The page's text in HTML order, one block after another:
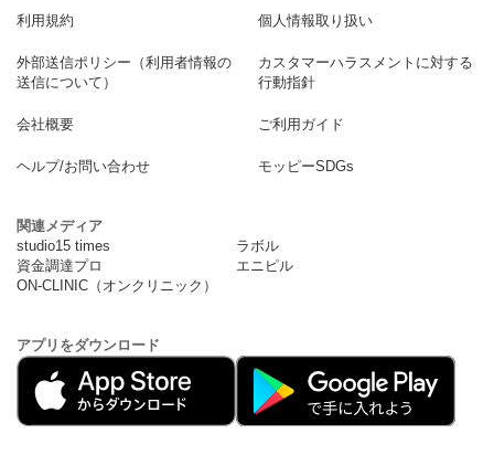
利用規約 個人情報取り扱い
外部送信ポリシー（利用者情報の
送信について）
カスタマーハラスメントに対する
行動指針
会社概要 ご利用ガイド
ヘルプ/お問い合わせ モッピーSDGs
関連メディア
studio15 times
ラボル
資金調達プロ
エニピル
ON-CLINIC（オンクリニック）
アプリをダウンロード